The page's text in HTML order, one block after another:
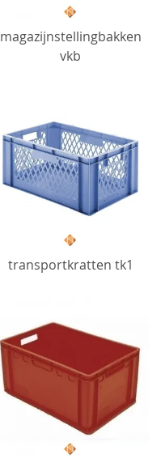
magazijnstellingbakken
vkb
transportkratten tk1